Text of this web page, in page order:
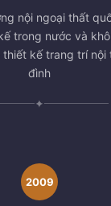
nội ngoại thất
trong nước và
kế trang trí nội
đình
✦
2009